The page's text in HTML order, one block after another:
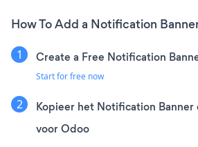
How To Add a Notification
Create a Free Notification
Start for free now
Kopieer het Notification
voor Odoo